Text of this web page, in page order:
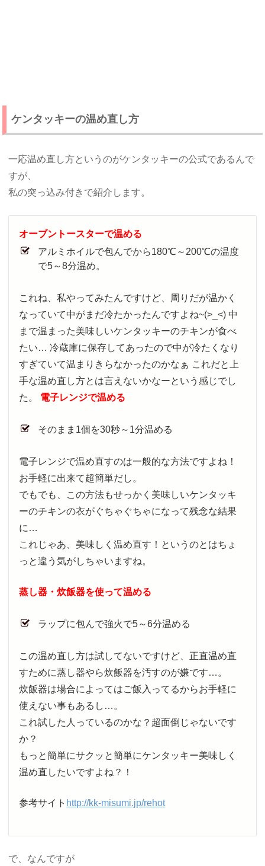
ケンタッキーの温め直し方
一応温め直し方というのがケンタッキーの公式であるんで
すが、
私の突っ込み付きで紹介します。
オーブントースターで温める
アルミホイルで包んでから180℃～200℃の温度
で5～8分温め。
これね、私やってみたんですけど、周りだが温かく
なっていて中がまだ冷たかったんですよね~(>_<) 中
まで温まった美味しいケンタッキーのチキンが食べ
たい… 冷蔵庫に保存してあったので中が冷たくなり
すぎていて温まりきらなかったのかなぁ これだと上
手な温め直し方とは言えないかなーという感じでし
た。 電子レンジで温める
そのまま1個を30秒～1分温める
電子レンジで温め直すのは一般的な方法ですよね！
お手軽に出来て超簡単だし。
でもでも、この方法もせっかく美味しいケンタッキ
ーのチキンの衣がぐちゃぐちゃになって残念な結果
に…
これじゃあ、美味しく温め直す！というのとはちょ
っと違う気がしちゃいますね。
蒸し器・炊飯器を使って温める
ラップに包んで強火で5～6分温める
この温め直し方は試してないですけど、正直温め直
すために蒸し器やら炊飯器を汚すのが嫌です…。
炊飯器は場合によってはご飯入ってるからお手軽に
使えない事もあるし…。
これ試した人っているのかな？超面倒じゃないです
か？
もっと簡単にサクッと簡単にケンタッキー美味しく
温め直したいですよね？！
参考サイト http://kk-misumi.jp/rehot
で、なんですが